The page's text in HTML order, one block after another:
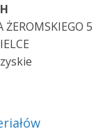
ŻEROMSKIEGO 5